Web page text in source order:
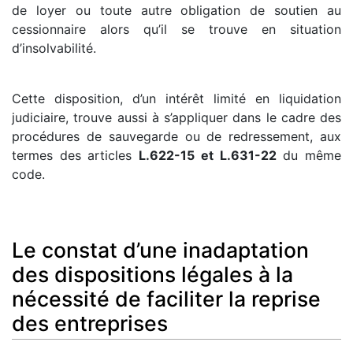
de loyer ou toute autre obligation de soutien au
cessionnaire alors qu’il se trouve en situation
d’insolvabilité.
Cette disposition, d’un intérêt limité en liquidation
judiciaire, trouve aussi à s’appliquer dans le cadre des
procédures de sauvegarde ou de redressement, aux
termes des articles L.622-15 et L.631-22du même
code.
Le constat d’une inadaptation
des dispositions légales à la
nécessité de faciliter la reprise
des entreprises